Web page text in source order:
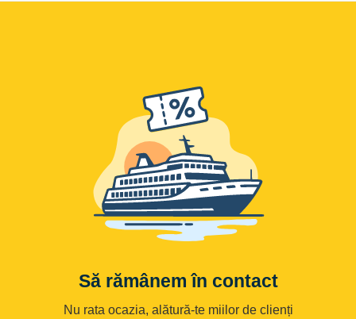
Să rămânem în contact
Nu rata ocazia, alătură-te miilor de clienți